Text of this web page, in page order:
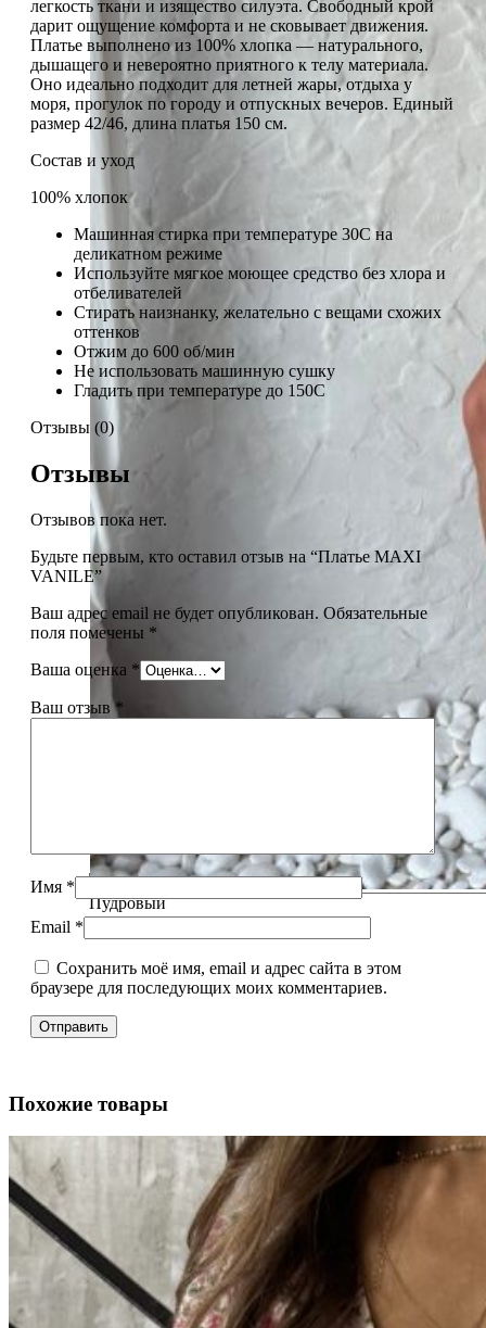
Пудровый
легкость ткани и изящество силуэта. Свободный крой
дарит ощущение комфорта и не сковывает движения.
Платье выполнено из 100% хлопка — натурального,
дышащего и невероятно приятного к телу материала.
Оно идеально подходит для летней жары, отдыха у
моря, прогулок по городу и отпускных вечеров. Единый
размер 42/46, длина платья 150 см.
Состав и уход
100% хлопок
Машинная стирка при температуре 30С на
деликатном режиме
Используйте мягкое моющее средство без хлора и
отбеливателей
Стирать наизнанку, желательно с вещами схожих
оттенков
Отжим до 600 об/мин
Не использовать машинную сушку
Гладить при температуре до 150С
Отзывы (0)
Отзывы
Отзывов пока нет.
Будьте первым, кто оставил отзыв на “Платье MAXI
VANILE”
Ваш адрес email не будет опубликован. Обязательные
поля помечены *
Ваша оценка *
Ваш отзыв*
Имя *
Email *
Сохранить моё имя, email и адрес сайта в этом
браузере для последующих моих комментариев.
Похожие товары